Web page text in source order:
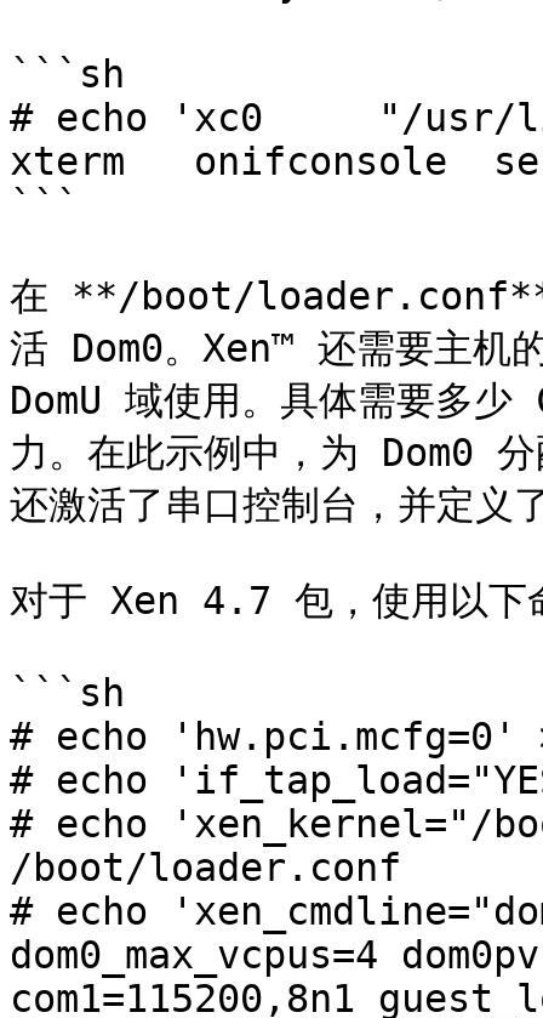
```sh
# echo 'xc0     "/usr/
xterm   onifconsole
```
在 **/boot/loader.conf**
活 Dom0。Xen™ 还需要主机
DomU 域使用。具体需要多少
力。在此示例中，为 Dom0
还激活了串口控制台，并定义
对于 Xen 4.7 包，使用以下
```sh
# echo
# echo
# echo 'xen_kernel="/
/boot/loader.conf
# echo
dom0_max_vcpus=4
com1=115200,8n1